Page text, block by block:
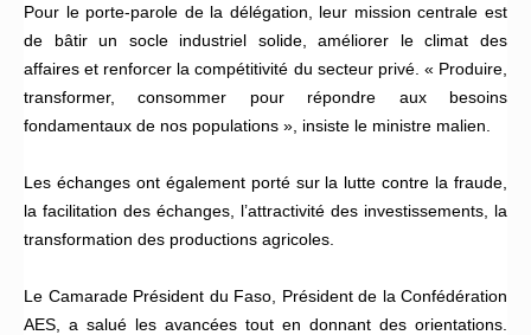
Pour le porte-parole de la délégation, leur mission centrale est
de bâtir un socle industriel solide, améliorer le climat des
affaires et renforcer la compétitivité du secteur privé. « Produire,
transformer, consommer pour répondre aux besoins
fondamentaux de nos populations », insiste le ministre malien.
Les échanges ont également porté sur la lutte contre la fraude,
la facilitation des échanges, l’attractivité des investissements, la
transformation des productions agricoles.
Le Camarade Président du Faso, Président de la Confédération
AES, a salué les avancées tout en donnant des orientations.